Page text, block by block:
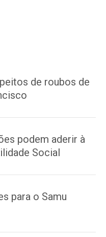
de roubos de
podem aderir à
Social
para o Samu